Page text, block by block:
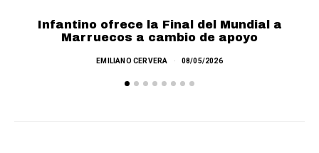
Infantino ofrece la Final del Mundial a
Marruecos a cambio de apoyo
EMILIANO CERVERA 08/05/2026